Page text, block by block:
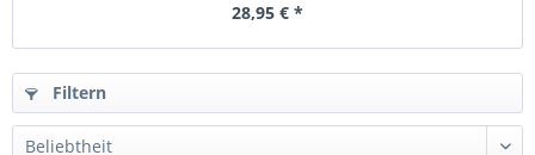
28,95 € *
Filtern